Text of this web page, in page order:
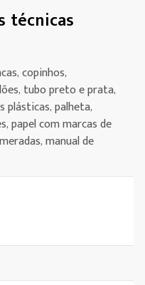
técnicas
copinhos,
tubo preto e prata,
plásticas, palheta,
papel com marcas de
manual de